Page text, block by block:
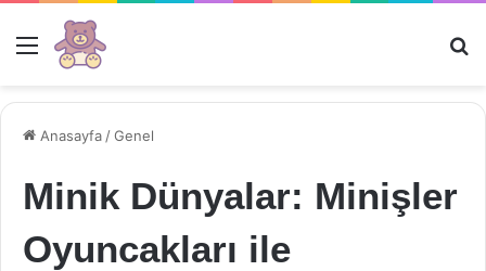
Menü
Anasayfa /Genel
Minik Dünyalar: Minişler
Oyuncakları ile